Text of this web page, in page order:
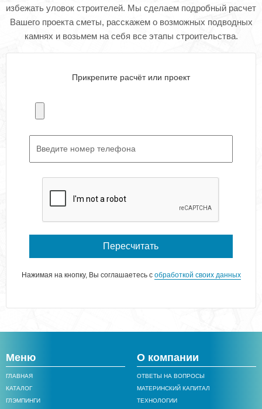
избежать уловок строителей. Мы сделаем подробный расчет
Вашего проекта сметы, расскажем о возможных подводных
камнях и возьмем на себя все этапы строительства.
Прикрепите расчёт или проект
Пересчитать
Нажимая на кнопку, Вы соглашаетесь с обработкой своих данных
Меню
ГЛАВНАЯ
КАТАЛОГ
ГЛЭМПИНГИ
О компании
ОТВЕТЫ НА ВОПРОСЫ
МАТЕРИНСКИЙ КАПИТАЛ
ТЕХНОЛОГИИ